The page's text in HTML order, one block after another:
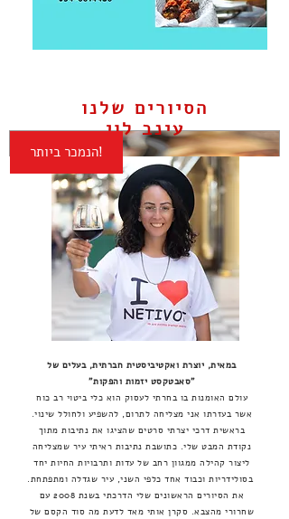
הסיורים שלנו
הנמכר ביותר!
בין מרוקו לפריז | שובר
לסיור קולינרי
לפרטים והרשמה
עינב לוי
במאית, יוצרת ואקטיביסטית חברתית, בעלים של
"סאבטקסט יזמות והפקות"
עולם האומנות בו בחרתי לעסוק הוא כלי ביטוי רב כוח
אשר בעזרתו אני מצליחה לתרום, להשפיע ולחולל שינוי.
בראשית דרכי יצרתי סרטים שהציגו את נתיבות מתוך
נקודת המבט שלי. כתושבת נתיבות ראיתי עיר שמצליחה
ליצור קהילה ממגוון רחב של עדות ותרבויות החיות יחד
בסולידריות וכבוד אחד כלפי השני, עיר שגדלה ומתפתחת.
את הסיורים הראשונים שלי הדרכתי בשנת 2008 עם
שחרורי מהצבא. סקרן אותי מאד לדעת מה סוד הקסם של